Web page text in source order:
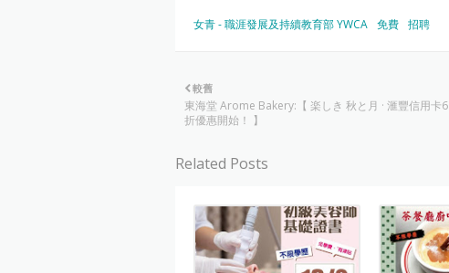
女青 - 職涯發展及持續教育部 YWCA 免費 招聘
較舊
東海堂 Arome Bakery:【 楽しき 秋と月 · 滙豐信用卡6
折優惠開始！ 】
Related Posts